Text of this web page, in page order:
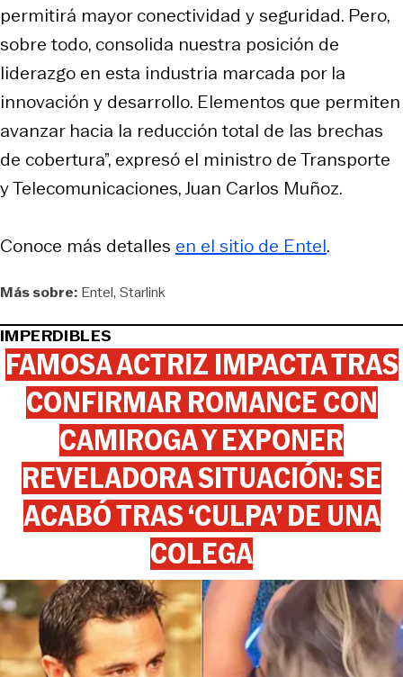
permitirá mayor conectividad y seguridad. Pero,
sobre todo, consolida nuestra posición de
liderazgo en esta industria marcada por la
innovación y desarrollo. Elementos que permiten
avanzar hacia la reducción total de las brechas
de cobertura”, expresó el ministro de Transporte
y Telecomunicaciones, Juan Carlos Muñoz.
Conoce más detalles en el sitio de Entel.
Más sobre: Entel Starlink
IMPERDIBLES
FAMOSA ACTRIZ IMPACTA TRAS
CONFIRMAR ROMANCE CON
CAMIROGA Y EXPONER
REVELADORA SITUACIÓN: SE
ACABÓ TRAS ‘CULPA’ DE UNA
COLEGA